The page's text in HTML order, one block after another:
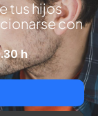
tus hijos
con
h